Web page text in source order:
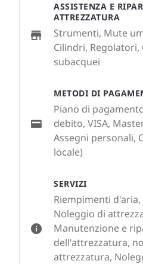
SERVIZI
Riempimenti
Noleggio di
Manutenzione e
dell'attrezzatura,
attrezzatura,
ASSISTENZA E
ATTREZZATURA
Strumenti, Mute
Cilindri, Regolatori,
subacquei
METODI DI
Piano di
debito, VISA,
Assegni personali,
locale)